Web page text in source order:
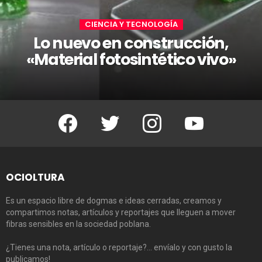
CIENCIA Y TECNOLOGÍA
Lo nuevo en construcción,
«Material fotosintético vivo»
Facebook Twitter Instagram Youtube
OCIOLTURA
Es un espacio libre de dogmas e ideas cerradas, creamos y
compartimos notas, artículos y reportajes que lleguen a mover
fibras sensibles en la sociedad poblana.
¿Tienes una nota, artículo o reportaje?… envíalo y con gusto la
publicamos!